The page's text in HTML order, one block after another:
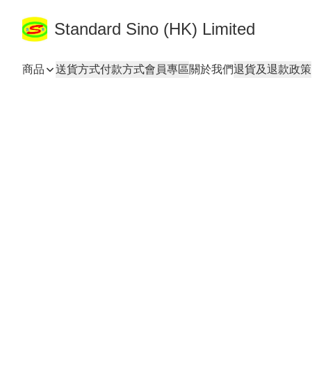
Standard Sino (HK) Limited
商品 送貨方式付款方式會員專區關於我們退貨及退款政策